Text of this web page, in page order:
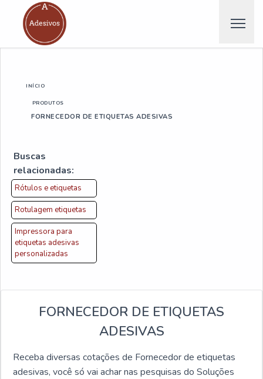
INÍCIO
PRODUTOS
FORNECEDOR DE ETIQUETAS ADESIVAS
Buscas
relacionadas:
Rótulos e etiquetas
Rotulagem etiquetas
Impressora para
etiquetas adesivas
personalizadas
FORNECEDOR DE ETIQUETAS
ADESIVAS
Receba diversas cotações de Fornecedor de etiquetas
adesivas, você só vai achar nas pesquisas do Soluções